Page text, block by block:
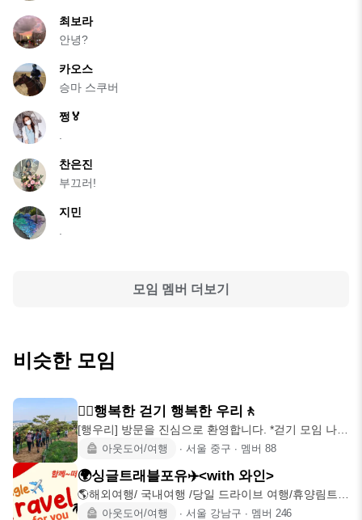
최보라
안녕?
카오스
승마 스쿠버
쩡🏅
.
찬은진
부끄러!
지민
.
모임 멤버 더보기
비슷한 모임
🚶‍♂️행복한 걷기 행복한 우리🚶
[행우리] 방문을 진심으로 환영합니다. *걷기 모임 나오
실 분만 가입
아웃도어/여행 ∙ 서울 중구 ∙ 멤버 88
🌍싱글트래블포유✈️<with 와인>
🌎해외여행/ 국내여행 /당일 드라이브 여행/휴양림트래
킹 /🍷와인 / 맛집
아웃도어/여행 ∙ 서울 강남구 ∙ 멤버 246